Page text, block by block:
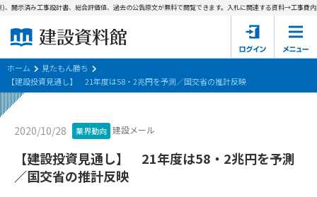
建設資料館とは
東京都の入札資料
国土交通省の入札資料
見たもん勝ち
示済み工事設計書、総合評価値、過去の公告原文が無料で閲覧できます。入札に関連する資料→工事費内訳
ホーム
見たもん勝ち
【建設投資見通し】 21年度は58・2兆円を予測／国交省の推計反映
2020/10/28 業界動向 建設メール
【建設投資見通し】 21年度は58・2兆円を予測
／国交省の推計反映
第1条（規約の目的）